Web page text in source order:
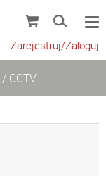
Zarejestruj/Zaloguj
/ CCTV